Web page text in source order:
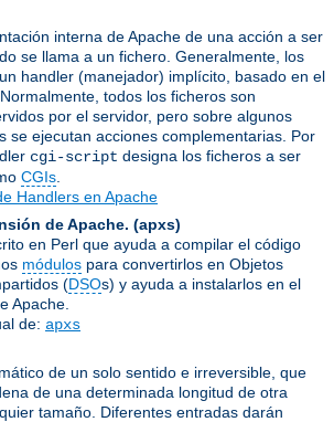
interna de Apache de una acción a ser
se llama a un fichero. Generalmente, los
handler (manejador) implícito, basado en el
todos los ficheros son
por el servidor, pero sobre algunos
se ejecutan acciones complementarias. Por
cgi-script designa los ficheros a ser
CGIs
Handlers en Apache
de Apache. (apxs)
en Perl que ayuda a compilar el código
módulos para convertirlos en Objetos
(DSOs) y ayuda a instalarlos en el
Apache.
de: apxs
de un solo sentido e irreversible, que
de una determinada longitud de otra
tamaño. Diferentes entradas darán